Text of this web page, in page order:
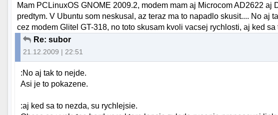
Mam PCLinuxOS GNOME 2009.2, modem mam aj Microcom AD2622 aj
predtym. V Ubuntu som neskusal, az teraz ma to napadlo skusit.... No aj
cez modem Glitel GT-318, no toto skusam kvoli vacsej rychlosti, aj ked
Re: subor
21.12.2009 | 22:51
:No aj tak to nejde.
Asi je to pokazene.
:aj ked sa to nezda, su rychlejsie.